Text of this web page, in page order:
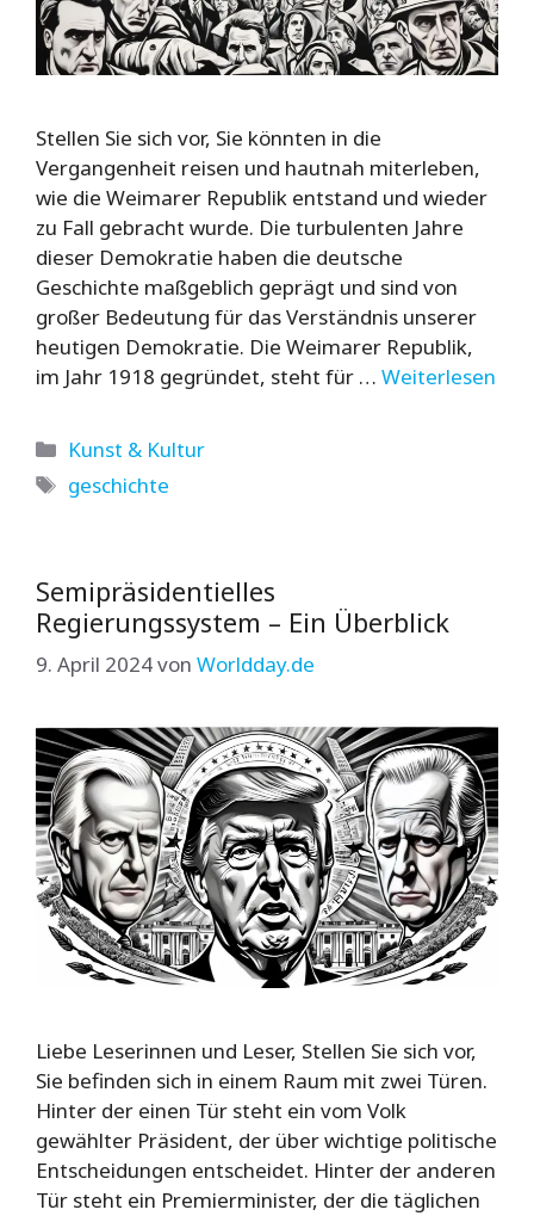
Stellen Sie sich vor, Sie könnten in die
Vergangenheit reisen und hautnah miterleben,
wie die Weimarer Republik entstand und wieder
zu Fall gebracht wurde. Die turbulenten Jahre
dieser Demokratie haben die deutsche
Geschichte maßgeblich geprägt und sind von
großer Bedeutung für das Verständnis unserer
heutigen Demokratie. Die Weimarer Republik,
im Jahr 1918 gegründet, steht für … Weiterlesen
Kategorien
Kunst & Kultur
Schlagwörter
geschichte
Semipräsidentielles
Regierungssystem – Ein Überblick
9. April 2024von Worldday.de
Liebe Leserinnen und Leser, Stellen Sie sich vor,
Sie befinden sich in einem Raum mit zwei Türen.
Hinter der einen Tür steht ein vom Volk
gewählter Präsident, der über wichtige politische
Entscheidungen entscheidet. Hinter der anderen
Tür steht ein Premierminister, der die täglichen